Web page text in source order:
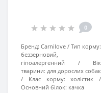
0
Бренд: Carnilove
Тип корму:
беззерновий,
гіпоалергенний
Вік
тварини: для дорослих собак
Клас корму:
холістик
Основний білок: качка